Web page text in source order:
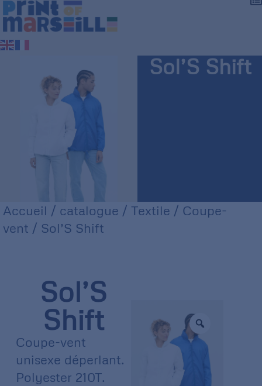
Sol’S Shift
Accueil / catalogue / Textile / Coupe-
vent / Sol’S Shift
Sol’S
Shift
Coupe-vent
unisexe déperlant.
Polyester 210T.